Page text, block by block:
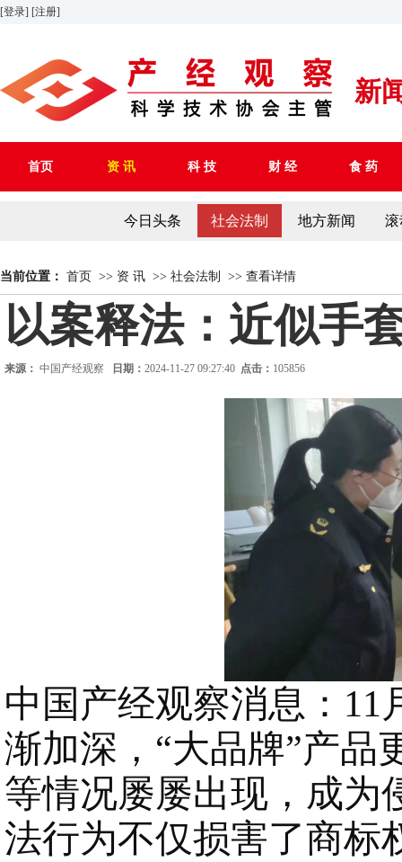
[登录] [注册]
新
首页 资 讯 科 技 财 经 食 药
今日头条 社会法制 地方新闻 滚
当前位置： 首页 >> 资 讯 >> 社会法制 >> 查看详情
以案释法：近似手
来源： 中国产经观察 日期： 2024-11-27 09:27:40 点击： 105856
中国产经观察消息： 11
渐加深，“大品牌”产品
等情况屡屡出现，成为
法行为不仅损害了商标